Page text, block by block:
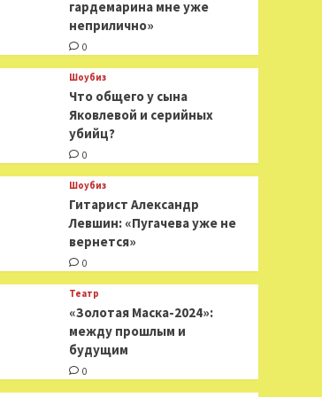
гардемарина мне уже
неприлично»
0
Шоубиз
Что общего у сына
Яковлевой и серийных
убийц?
0
Шоубиз
Гитарист Александр
Левшин: «Пугачева уже не
вернется»
0
Театр
«Золотая Маска-2024»:
между прошлым и
будущим
0